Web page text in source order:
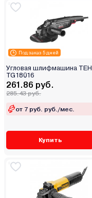
Под заказ 5 дней
Угловая шлифмашина TEH
TG18016
261.86 руб.
285.43 руб.
от 7 руб. руб./мес.
Купить